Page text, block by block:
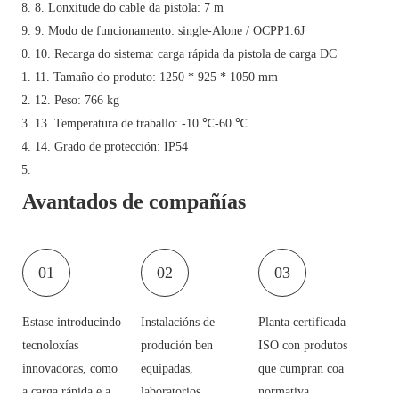
8. Lonxitude do cable da pistola: 7 m
9. Modo de funcionamento: single-Alone / OCPP1.6J
10. Recarga do sistema: carga rápida da pistola de carga DC
11. Tamaño do produto: 1250 * 925 * 1050 mm
12. Peso: 766 kg
13. Temperatura de traballo: -10 ℃-60 ℃
14. Grado de protección: IP54
Avantados de compañías
01
Estase introducindo
tecnoloxías
innovadoras, como
02
Instalacións de
produción ben
equipadas,
03
Planta certificada
ISO con produtos
que cumpran coa